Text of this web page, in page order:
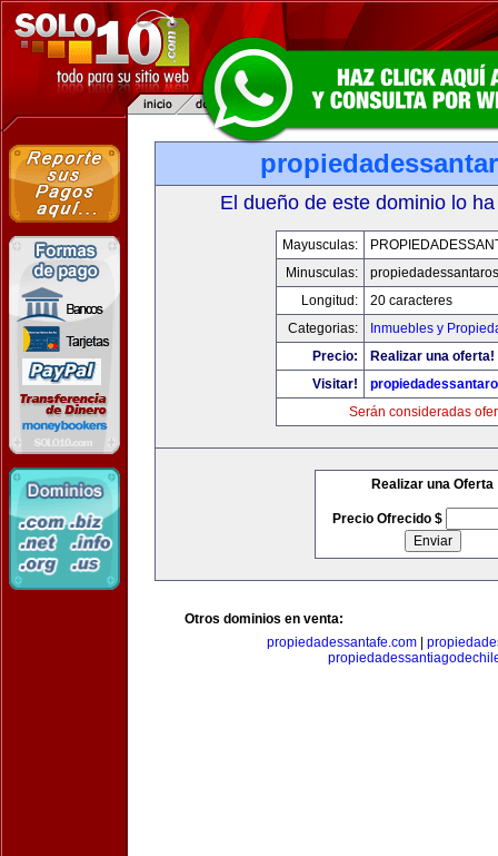
El dueño de este dominio lo
Mayusculas:
Minusculas:
Longitud:
20 caracteres
Categorias:
Inmuebles y
Precio:
Realizar una oferta!
Visitar!
Serán consideradas
Realizar una Oferta
Precio Ofrecido $
Otros dominios en venta:
propiedadessantafe.com|